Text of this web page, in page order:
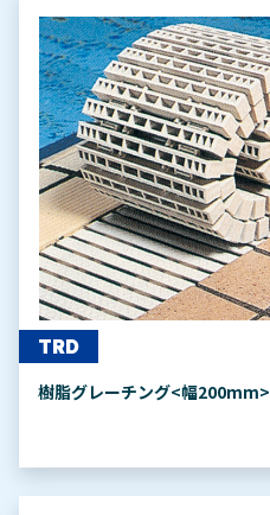
TRD
樹脂グレーチング<幅200mm>